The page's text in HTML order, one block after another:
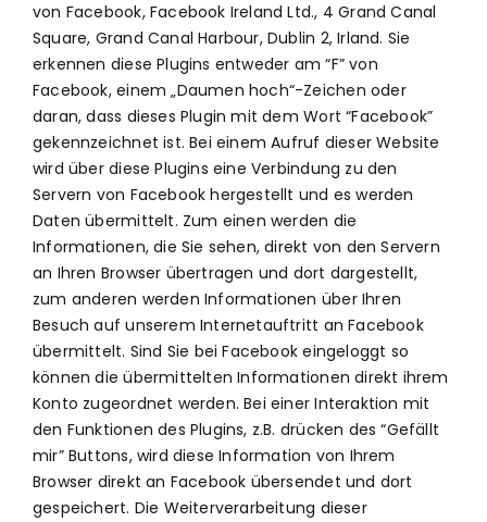
von Facebook, Facebook Ireland Ltd., 4 Grand Canal
Square, Grand Canal Harbour, Dublin 2, Irland. Sie
erkennen diese Plugins entweder am “F” von
Facebook, einem „Daumen hoch“-Zeichen oder
daran, dass dieses Plugin mit dem Wort “Facebook”
gekennzeichnet ist. Bei einem Aufruf dieser Website
wird über diese Plugins eine Verbindung zu den
Servern von Facebook hergestellt und es werden
Daten übermittelt. Zum einen werden die
Informationen, die Sie sehen, direkt von den Servern
an Ihren Browser übertragen und dort dargestellt,
zum anderen werden Informationen über Ihren
Besuch auf unserem Internetauftritt an Facebook
übermittelt. Sind Sie bei Facebook eingeloggt so
können die übermittelten Informationen direkt ihrem
Konto zugeordnet werden. Bei einer Interaktion mit
den Funktionen des Plugins, z.B. drücken des “Gefällt
mir” Buttons, wird diese Information von Ihrem
Browser direkt an Facebook übersendet und dort
gespeichert. Die Weiterverarbeitung dieser